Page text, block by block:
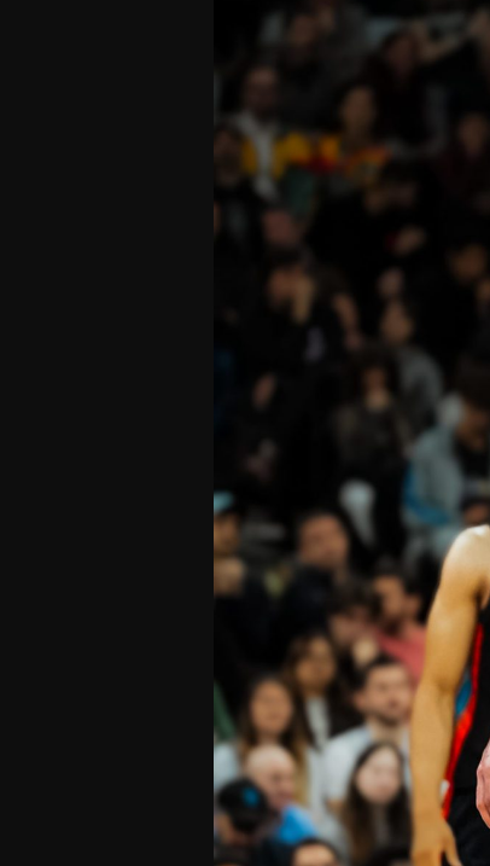
Offres Grand Public
Courtside
Central House
Suites